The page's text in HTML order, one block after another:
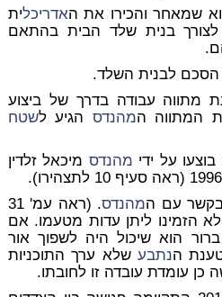
אדריכלית
בנית שלד הבית בהתאם
מתווה עבודה בדרך של ביצוע
המתווה המהנדס הגיע לשטח
על ידי מהנדס מיכאל זלדין
בקשר עם המהנדס
. (ראה עמ' 31
מדוע לא הזמינו ליתן עדות מטעמו. אם
הוא שיכול היה לשפוך אור
הנתבע שלא ערך התוכניות
עומדת עובדה זו לחובתו.